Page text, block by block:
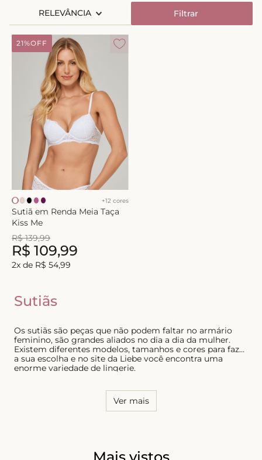
RELEVÂNCIA Filtrar
21%OFF
+12 cores
Sutiã em Renda Meia Taça
Kiss Me
R$ 139,99
R$ 109,99
2x de R$ 54,99
Sutiãs
Os sutiãs são peças que não podem faltar no armário
feminino, são grandes aliados no dia a dia da mulher.
Existem diferentes modelos, tamanhos e cores para fazer
a sua escolha e no site da Liebe você encontra uma
enorme variedade de lingerie.
Ver mais